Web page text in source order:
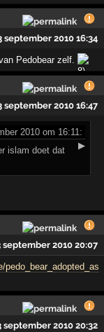
september 2010 16:34
Pedobear zelf.
september 2010 16:47
2010 om 16:11:
▶
islam doet dat
september 2010 20:07
pedo_bear_adopted_as
september 2010 20:32